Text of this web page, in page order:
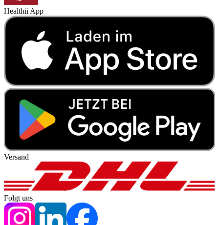
Healthii App
Versand
Folgt uns